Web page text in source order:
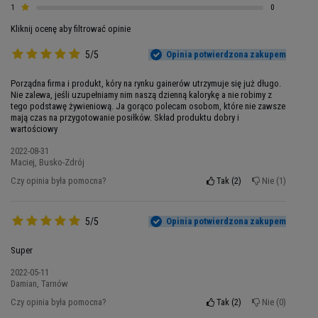
trawiennymi lub zwyczajnie brakiem apetytu.
Wielu sportowców próbuje różnych strategii
rezultatów.
Mutant Mass XXXtreme to odpowiedź na te
problemy. Ta zaawansowana odżywka dostarcza
aż 1070 kalorii w jednej porcji, co stanowi
ekwiwalent pełnowartościowego posiłku o
optymalnym składzie makroskładników. To nie
jest zwykły gainer - to profesjonalna formuła
zaprojektowana przez ekspertów, aby przełamać
budować solidną masę mięśniową.
Naukowa Formuła Wspierająca
Wzrost Mięśni
Skuteczność Mutant Mass XXXtreme wynika z
1
0
Kliknij ocenę aby filtrować opinie
5/5 Opinia potwierdzona zakupem
Porządna firma i produkt, kóry na rynku gainerów utrzymuje się już długo.
Nie zalewa, jeśli uzupełniamy nim naszą dzienną kalorykę a nie robimy z
tego podstawę żywieniową. Ja gorąco polecam osobom, które nie zawsze
mają czas na przygotowanie posiłków. Skład produktu dobry i
wartościowy
2022-08-31
Maciej, Busko-Zdrój
Czy opinia była pomocna?
Tak 2 Nie 1
5/5 Opinia potwierdzona zakupem
Super
2022-05-11
Damian, Tarnów
Czy opinia była pomocna?
Tak 2 Nie 0